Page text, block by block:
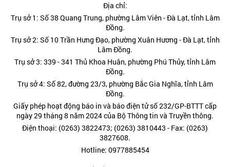
Địa chỉ:
Trụ sở 1: Số 38 Quang Trung, phường Lâm Viên - Đà Lạt, tỉnh Lâm
Đồng.
Trụ sở 2: Số 10 Trần Hưng Đạo, phường Xuân Hương - Đà Lạt, tỉnh
Lâm Đồng.
Trụ sở 3: 339 - 341 Thủ Khoa Huân, phường Phú Thủy, tỉnh Lâm
Đồng.
Trụ sở 4: Số 82, đường 23/3, phường Bắc Gia Nghĩa, tỉnh Lâm
Đồng.
Giấy phép hoạt động báo in và báo điện tử số 232/GP-BTTT cấp
ngày 29 tháng 8 năm 2024 của Bộ Thông tin và Truyền thông.
Điện thoại: (0263) 3822473; (0263) 3810443 - Fax: (0263)
3827608.
Hotline: 0977885454